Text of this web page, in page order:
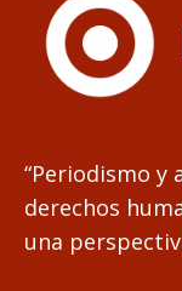
“Periodismo y
derechos
una